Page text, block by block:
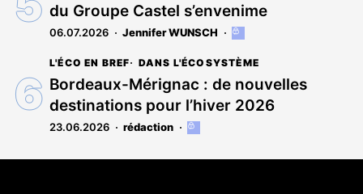
abonnés
du Groupe Castel s’envenime
06.07.2026 Jennifer WUNSCH
Cet
est
réservé
abonnés
L'ÉCO EN BREF DANS L'ÉCOSYSTÈME
Bordeaux-Mérignac : de nouvelles
destinations pour l’hiver 2026
23.06.2026 rédaction
Cet
est